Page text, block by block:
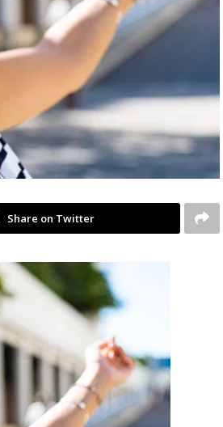
Share on Twitter